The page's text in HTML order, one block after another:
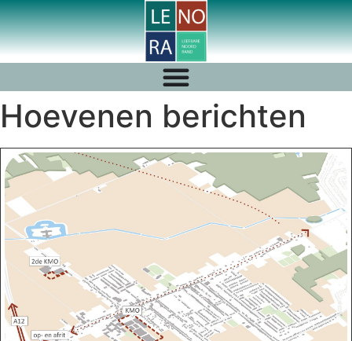
Hoevenen berichten